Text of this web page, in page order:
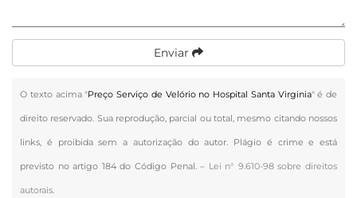
Enviar
O texto acima "Preço Serviço de Velório no Hospital Santa Virginia" é de
direito reservado. Sua reprodução, parcial ou total, mesmo citando nossos
links, é proibida sem a autorização do autor. Plágio é crime e está
previsto no artigo 184 do Código Penal. – Lei n° 9.610-98 sobre direitos
autorais.